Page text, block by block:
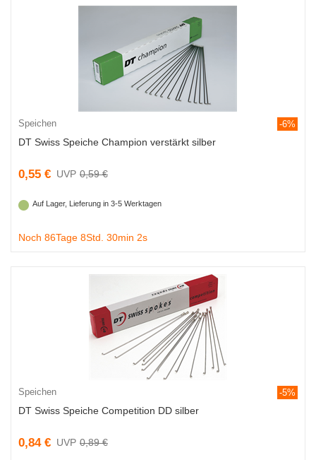
Speichen -6%
DT Swiss Speiche Champion verstärkt silber
0,55 € 0,59 €
Auf Lager, Lieferung in 3-5 Werktagen
Noch 86Tage 8Std. 30min 1s
Speichen -5%
DT Swiss Speiche Competition DD silber
0,84 € 0,89 €